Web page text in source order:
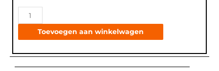
Toevoegen aan winkelwagen